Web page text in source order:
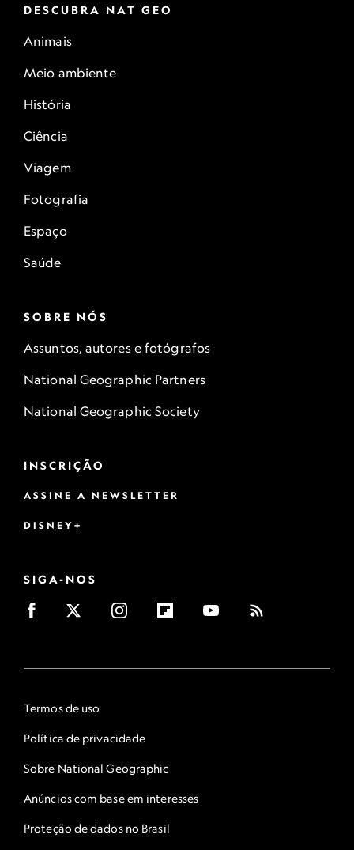
DESCUBRA NAT GEO
Animais
Meio ambiente
História
Ciência
Viagem
Fotografia
Espaço
Saúde
SOBRE NÓS
Assuntos, autores e fotógrafos
National Geographic Partners
National Geographic Society
INSCRIÇÃO
ASSINE A NEWSLETTER
DISNEY+
SIGA-NOS
Termos de uso
Política de privacidade
Sobre National Geographic
Anúncios com base em interesses
Proteção de dados no Brasil